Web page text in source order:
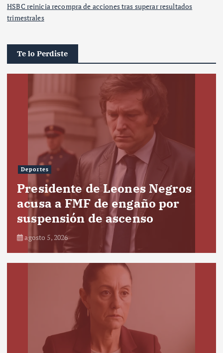
HSBC reinicia recompra de acciones tras superar resultados
trimestrales
Te lo Perdiste
Deportes
Presidente de Leones Negros
acusa a FMF de engaño por
suspensión de ascenso
agosto 5, 2026